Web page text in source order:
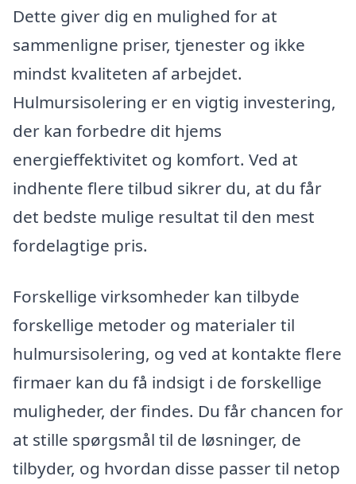
Dette giver dig en mulighed for at
sammenligne priser, tjenester og ikke
mindst kvaliteten af arbejdet.
Hulmursisolering er en vigtig investering,
der kan forbedre dit hjems
energieffektivitet og komfort. Ved at
indhente flere tilbud sikrer du, at du får
det bedste mulige resultat til den mest
fordelagtige pris.
Forskellige virksomheder kan tilbyde
forskellige metoder og materialer til
hulmursisolering, og ved at kontakte flere
firmaer kan du få indsigt i de forskellige
muligheder, der findes. Du får chancen for
at stille spørgsmål til de løsninger, de
tilbyder, og hvordan disse passer til netop